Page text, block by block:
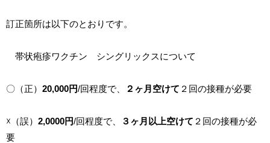
訂正箇所は以下のとおりです。
帯状疱疹ワクチン シングリックスについて
〇（正） 20,000円/回程度で、 ２ヶ月空けて ２回の接種が必要
☓（誤） 2,0000円/回程度で、 ３ヶ月以上空けて ２回の接種が必
要